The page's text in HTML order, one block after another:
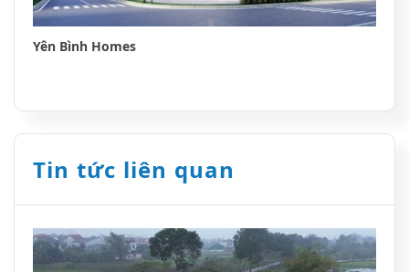
Yên Bình Homes
Tin tức liên quan